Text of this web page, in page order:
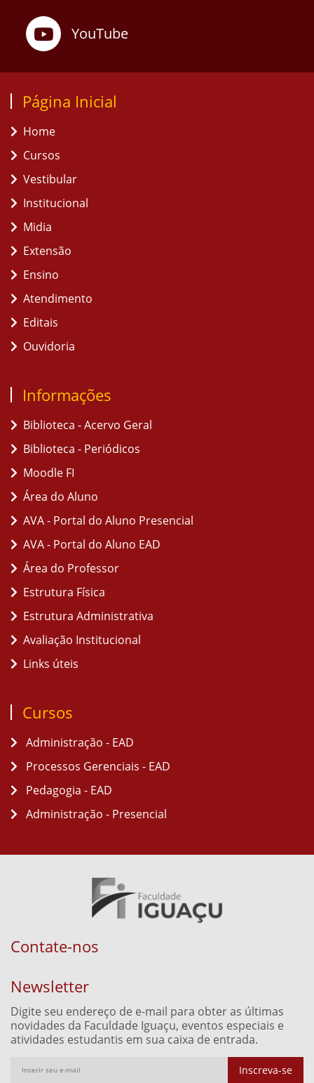
YouTube
Página Inicial
Home
Cursos
Vestibular
Institucional
Midia
Extensão
Ensino
Atendimento
Editais
Ouvidoria
Informações
Biblioteca - Acervo Geral
Biblioteca - Periódicos
Moodle FI
Área do Aluno
AVA - Portal do Aluno Presencial
AVA - Portal do Aluno EAD
Área do Professor
Estrutura Física
Estrutura Administrativa
Avaliação Institucional
Links úteis
Cursos
Administração - EAD
Processos Gerenciais - EAD
Pedagogia - EAD
Administração - Presencial
Contate-nos
Newsletter
Digite seu endereço de e-mail para obter as últimas
novidades da Faculdade Iguaçu, eventos especiais e
atividades estudantis em sua caixa de entrada.
Inscreva-se